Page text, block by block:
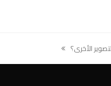
الأخرى؟